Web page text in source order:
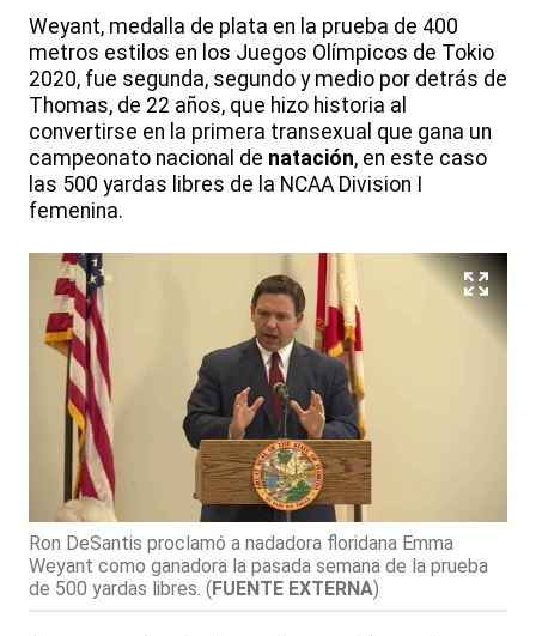
Weyant, medalla de plata en la prueba de 400
metros estilos en los Juegos Olímpicos de Tokio
2020, fue segunda, segundo y medio por detrás de
Thomas, de 22 años, que hizo historia al
convertirse en la primera transexual que gana un
campeonato nacional de natación, en este caso
las 500 yardas libres de la NCAA Division I
femenina.
Ron DeSantis proclamó a nadadora floridana Emma
Weyant como ganadora la pasada semana de la prueba
de 500 yardas libres. (FUENTE EXTERNA)